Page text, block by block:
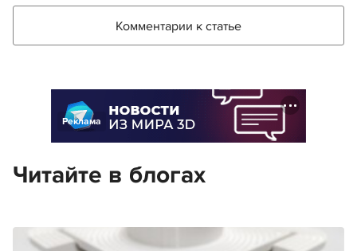
Комментарии к статье
Реклама
Читайте в блогах